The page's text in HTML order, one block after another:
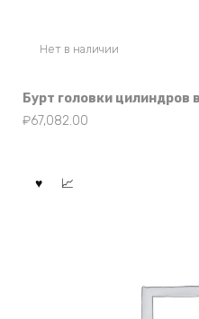
Нет в наличии
Бурт головки цилиндров
₽67,082.00